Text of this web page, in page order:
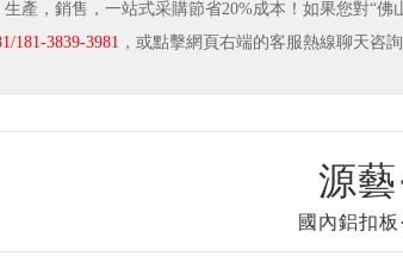
生產，銷售，一站式采購節省20%成本！如果您對“
181-3839-3981 ，或點擊網頁右端的客服熱線聊天咨
源藝
國內鋁扣